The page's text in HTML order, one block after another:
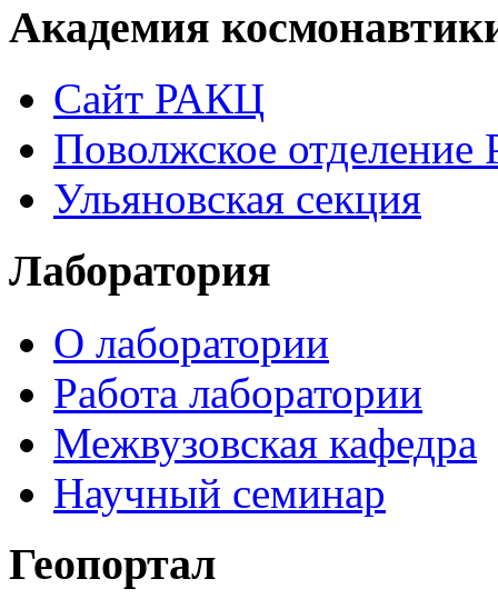
Академия
Сайт РАКЦ
Поволжское
Ульяновская секция
Лаборатория
О лаборатории
Работа лаборатории
Межвузовская кафедра
Научный семинар
Геопортал